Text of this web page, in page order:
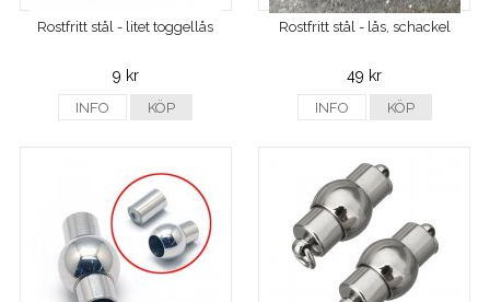
Rostfritt stål - litet toggellås
9 kr
INFO KÖP
Rostfritt stål - lås, schackel
49 kr
INFO KÖP